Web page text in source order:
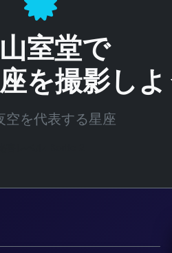
室堂で
を撮影しよ
空を代表する星座